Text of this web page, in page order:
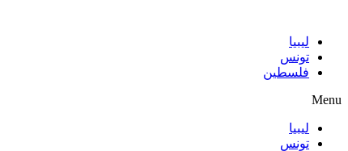
contentليبيا
تونس
فلسطين
Menu
ليبيا
تونس